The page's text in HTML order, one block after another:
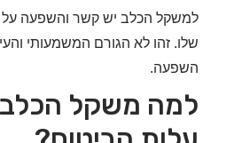
הכלב יש קשר והשפעה על עלות
זהו לא הגורם המשמעותי והעיקרי אך
משקל הכלב